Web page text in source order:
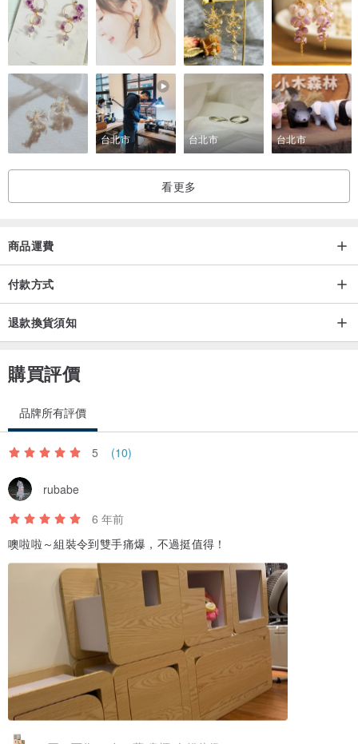
台北市 台北市 台北市
看更多
商品運費
付款方式
退款換貨須知
購買評價
品牌所有評價
5 (10)
rubabe
6 年前
噢啦啦～組裝令到雙手痛爆，不過挺值得！